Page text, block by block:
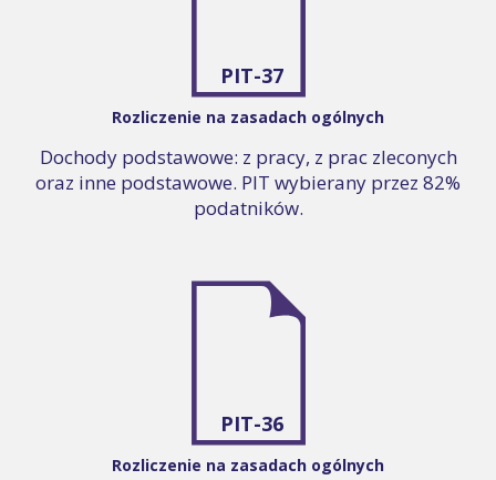
PIT-37
Rozliczenie na zasadach ogólnych
Dochody podstawowe: z pracy, z prac zleconych
oraz inne podstawowe. PIT wybierany przez 82%
podatników.
PIT-36
Rozliczenie na zasadach ogólnych